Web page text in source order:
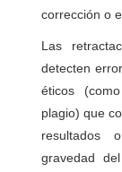
corrección o
Las
detecten
éticos
plagio) que
resultados
gravedad